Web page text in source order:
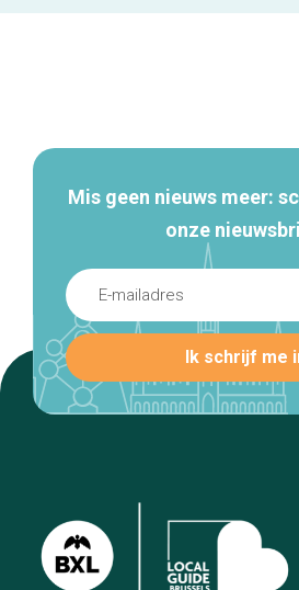
Mis geen nieuws meer:
onze